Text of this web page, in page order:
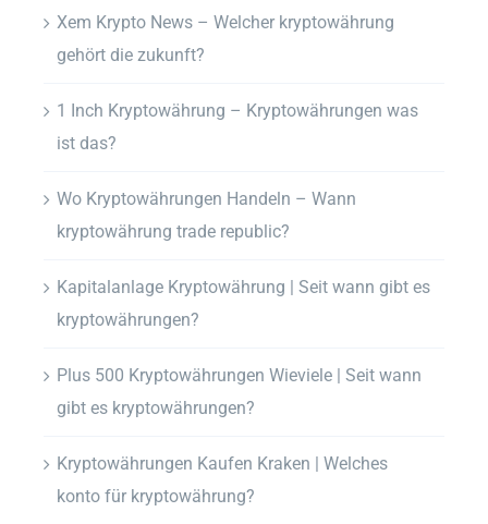
Xem Krypto News – Welcher kryptowährung
gehört die zukunft?
1 Inch Kryptowährung – Kryptowährungen was
ist das?
Wo Kryptowährungen Handeln – Wann
kryptowährung trade republic?
Kapitalanlage Kryptowährung | Seit wann gibt es
kryptowährungen?
Plus 500 Kryptowährungen Wieviele | Seit wann
gibt es kryptowährungen?
Kryptowährungen Kaufen Kraken | Welches
konto für kryptowährung?